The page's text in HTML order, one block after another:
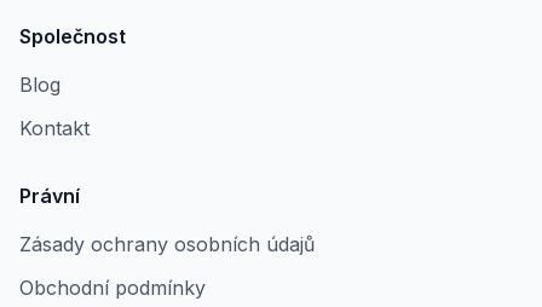
Společnost
Blog
Kontakt
Právní
Zásady ochrany osobních údajů
Obchodní podmínky